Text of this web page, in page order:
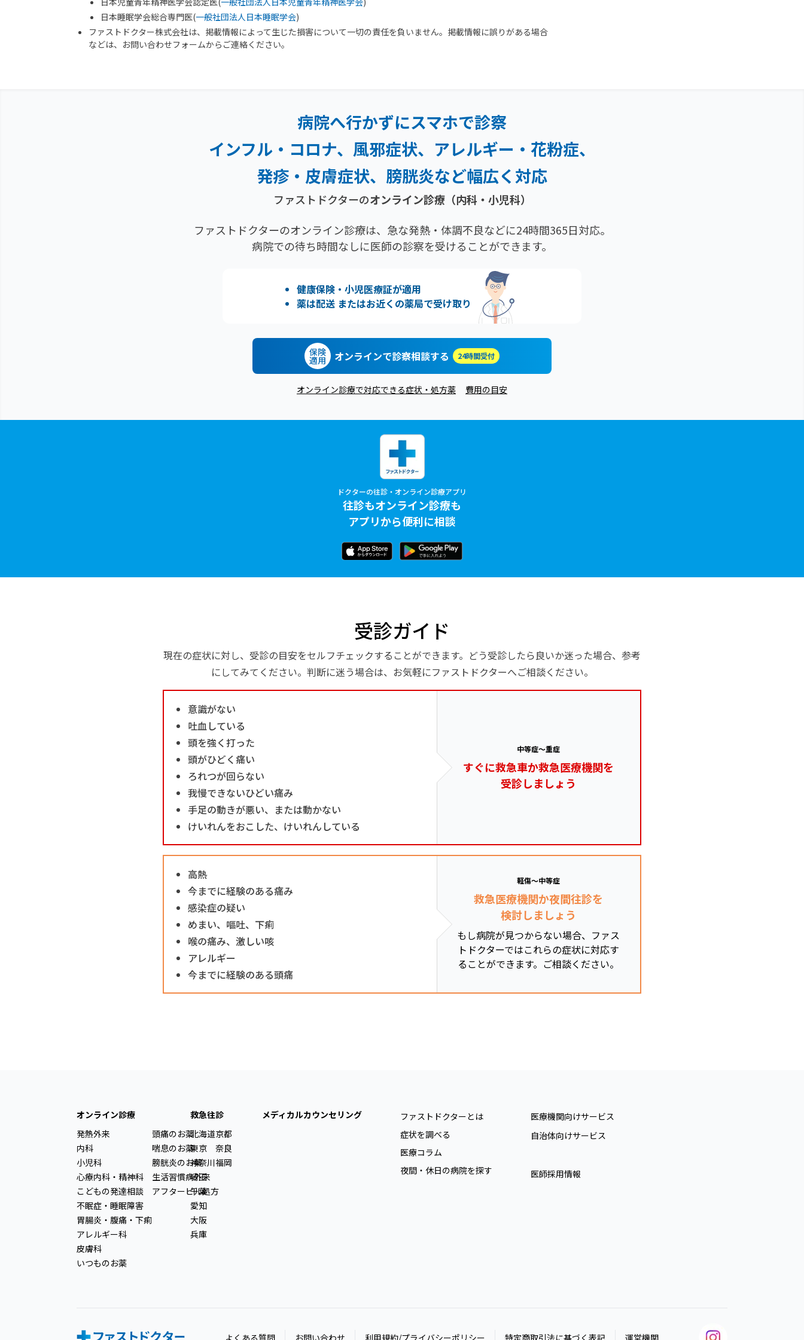
日本睡眠学会総合専門医(一般社団法人日本睡眠学会)
ファストドクター株式会社は、掲載情報によって生じた損害について一切の責任を負いません。掲載情報に誤りがある場合
などは、お問い合わせフォームからご連絡ください。
病院へ行かずにスマホで診察
インフル・コロナ、風邪症状、 アレルギー・花粉症、
発疹・ 皮膚症状、膀胱炎など幅広く対応
ファストドクターのオンライン診療（内科・小児科）
ファストドクターのオンライン診療は、急な発熱・体調不良などに24時間365日対応。
病院での待ち時間なしに医師の診察を受けることができます。
健康保険・小児医療証が適用
薬は配送 またはお近くの薬局で受け取り
保険
適用 オンラインで診察相談する 24時間受付
オンライン診療で対応できる症状・処方薬 費用の目安
ドクターの往診・オンライン診療アプリ
往診もオンライン診療も
アプリから便利に相談
受診ガイド
現在の症状に対し、受診の目安をセルフチェックすることができます。どう受診したら良いか迷った場合、参考
にしてみてください。判断に迷う場合は、お気軽にファストドクターへご相談ください。
意識がない
吐血している
頭を強く打った
頭がひどく痛い
ろれつが回らない
我慢できないひどい痛み
手足の動きが悪い、または動かない
けいれんをおこした、けいれんしている
中等症～重症
すぐに救急車か救急医療機関を
受診しましょう
高熱
今までに経験のある痛み
感染症の疑い
めまい、嘔吐、下痢
喉の痛み、激しい咳
アレルギー
今までに経験のある頭痛
軽傷～中等症
救急医療機関か夜間往診を
検討しましょう
もし病院が見つからない場合、ファス
トドクターではこれらの症状に対応す
ることができます。ご相談ください。
オンライン診療
発熱外来
内科
小児科
心療内科・精神科
こどもの発達相談
不眠症・睡眠障害
胃腸炎・腹痛・下痢
アレルギー科
皮膚科
いつものお薬
頭痛のお薬
喘息のお薬
膀胱炎のお薬
生活習慣病外来
アフターピル処方
救急往診
北海道
東京
神奈川
埼玉
千葉
愛知
大阪
兵庫
京都
奈良
福岡
メディカルカウンセリング
ファストドクターとは
症状を調べる
医療コラム
夜間・休日の病院を探す
医療機関向けサービス
自治体向けサービス
医師採用情報
よくある質問 お問い合わせ 利用規約/プライバシーポリシー 特定商取引法に基づく表記 運営機関